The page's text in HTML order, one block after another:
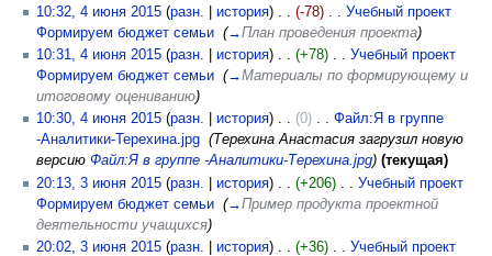
10:32, 4 июня 2015 (разн. история) (-78)
Учебный проект
Формируем бюджет семьи (→План проведения проекта)
10:31, 4 июня 2015 (разн. история) (+78)
Учебный проект
Формируем бюджет семьи (→Материалы по формирующему и
итоговому оцениванию)
10:30, 4 июня 2015 (разн. история) (0)
Файл:Я в группе
-Аналитики-Терехина.jpg (Терехина Анастасия загрузил новую
версию Файл:Я в группе -Аналитики-Терехина.jpg) (текущая)
20:13, 3 июня 2015 (разн. история) (+206)
Учебный проект
Формируем бюджет семьи (→Пример продукта проектной
деятельности учащихся)
20:02, 3 июня 2015 (разн. история) (+36)
Учебный проект